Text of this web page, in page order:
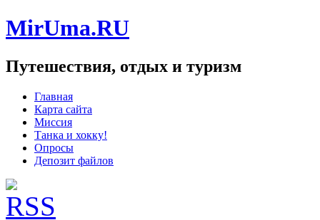
MirUma.RU
Путешествия, отдых и туризм
Главная
Карта сайта
Миссия
Танка и хокку!
Опросы
Депозит файлов